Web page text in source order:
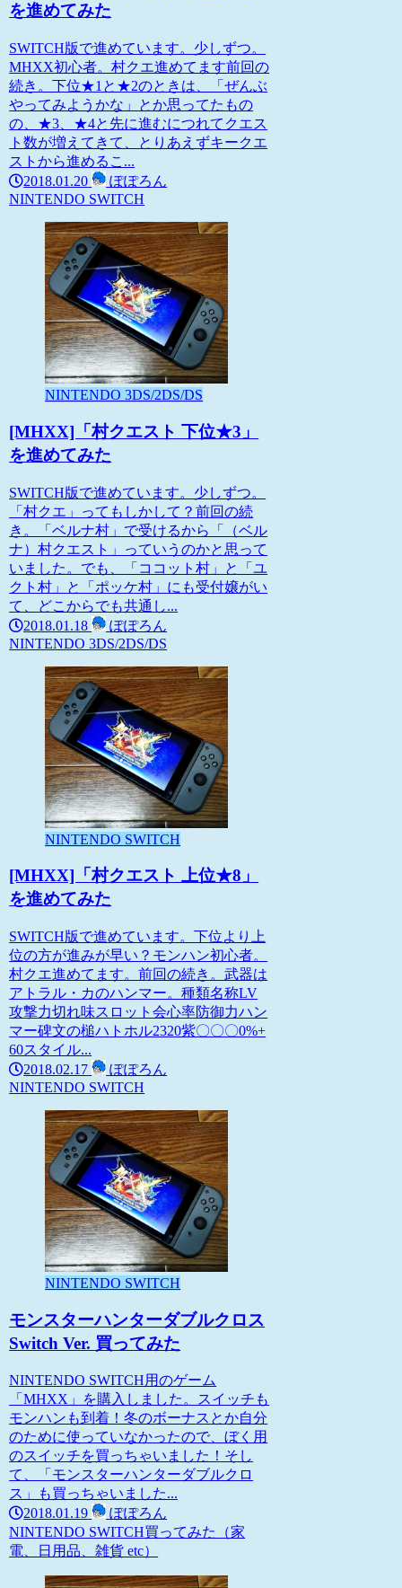
を進めてみた
SWITCH版で進めています。少しずつ。
MHXX初心者。村クエ進めてます前回の
続き。下位★1と★2のときは、「ぜんぶ
やってみようかな」とか思ってたもの
の、★3、★4と先に進むにつれてクエス
ト数が増えてきて、とりあえずキークエ
ストから進めるこ...
2018.01.20
ぽぽろん
NINTENDO SWITCH
NINTENDO 3DS/2DS/DS
[MHXX]「村クエスト 下位★3」
を進めてみた
SWITCH版で進めています。少しずつ。
「村クエ」ってもしかして？前回の続
き。「ベルナ村」で受けるから「（ベル
ナ）村クエスト」っていうのかと思って
いました。でも、「ココット村」と「ユ
クト村」と「ポッケ村」にも受付嬢がい
て、どこからでも共通し...
2018.01.18
ぽぽろん
NINTENDO 3DS/2DS/DS
NINTENDO SWITCH
[MHXX]「村クエスト 上位★8」
を進めてみた
SWITCH版で進めています。下位より上
位の方が進みが早い？モンハン初心者。
村クエ進めてます。前回の続き。武器は
アトラル・カのハンマー。種類名称LV
攻撃力切れ味スロット会心率防御力ハン
マー碑文の槌ハトホル2320紫〇〇〇0%+
60スタイル...
2018.02.17
ぽぽろん
NINTENDO SWITCH
NINTENDO SWITCH
モンスターハンターダブルクロス
Switch Ver. 買ってみた
NINTENDO SWITCH用のゲーム
「MHXX」を購入しました。スイッチも
モンハンも到着！冬のボーナスとか自分
のために使っていなかったので、ぼく用
のスイッチを買っちゃいました！そし
て、「モンスターハンターダブルクロ
ス」も買っちゃいました...
2018.01.19
ぽぽろん
NINTENDO SWITCH買ってみた（家
電、日用品、雑貨 etc）